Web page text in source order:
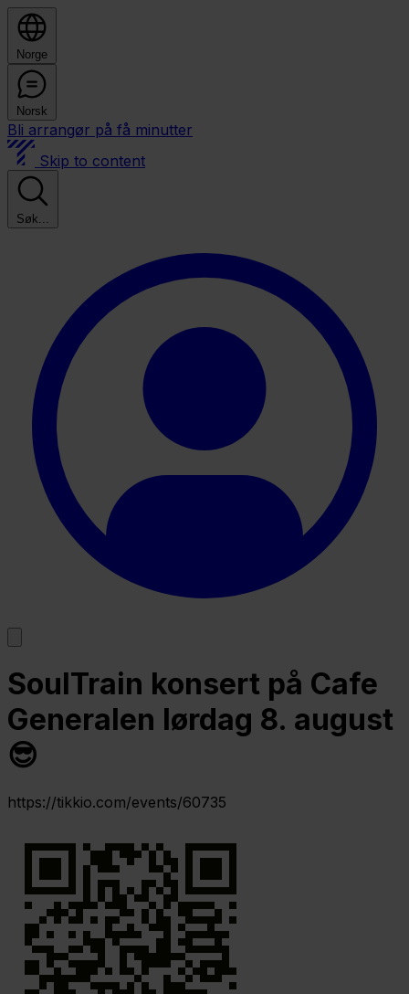
Norge
Norsk
Bli arrangør på få minutter
Skip to content
Søk...
SoulTrain konsert på Cafe
Generalen lørdag 8. august
😎
https://tikkio.com/events/60735